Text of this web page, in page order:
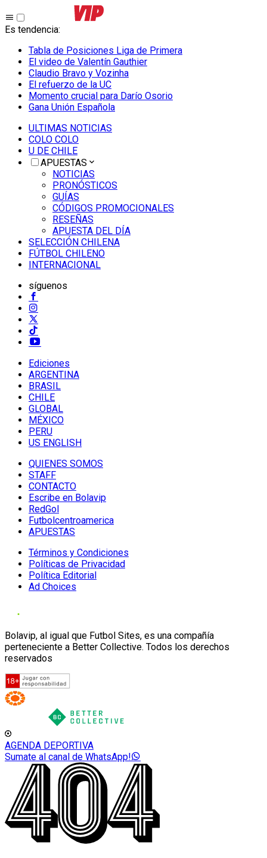
Es tendencia:
Tabla de Posiciones Liga de Primera
El video de Valentín Gauthier
Claudio Bravo y Vozinha
El refuerzo de la UC
Momento crucial para Darío Osorio
Gana Unión Española
ULTIMAS NOTICIAS
COLO COLO
U DE CHILE
APUESTAS
NOTICIAS
PRONÓSTICOS
GUÍAS
CÓDIGOS PROMOCIONALES
RESEÑAS
APUESTA DEL DÍA
SELECCIÓN CHILENA
FÚTBOL CHILENO
INTERNACIONAL
síguenos
Ediciones
ARGENTINA
BRASIL
CHILE
GLOBAL
MÉXICO
PERU
US ENGLISH
QUIENES SOMOS
STAFF
CONTACTO
Escribe en Bolavip
RedGol
Futbolcentroamerica
APUESTAS
Términos y Condiciones
Políticas de Privacidad
Política Editorial
Ad Choices
Bolavip, al igual que Futbol Sites, es una compañía
perteneciente a Better Collective. Todos los derechos
reservados
AGENDA DEPORTIVA
Sumate al canal de WhatsApp!